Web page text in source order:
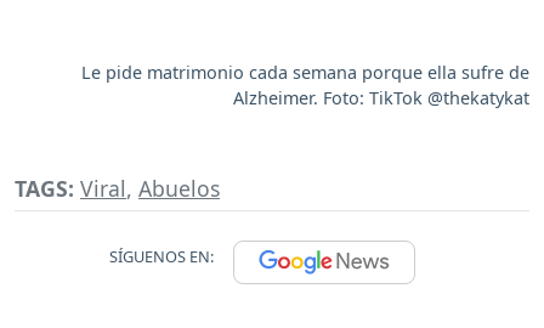
Le pide matrimonio cada semana porque ella sufre de
Alzheimer. Foto: TikTok @thekatykat
TAGS: Viral, Abuelos
SÍGUENOS EN: